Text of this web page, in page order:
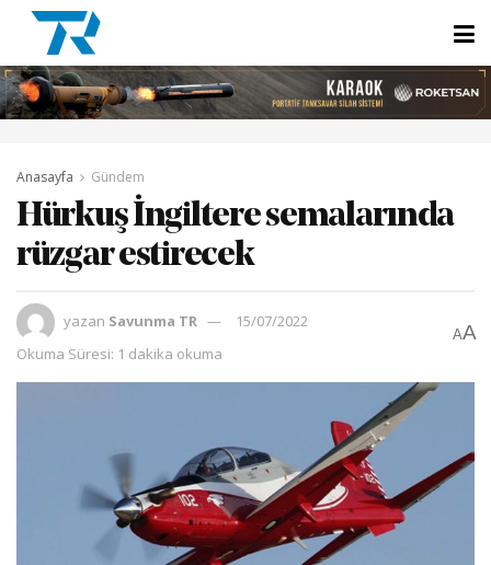
Anasayfa Gündem
Hürkuş İngiltere semalarında
rüzgar estirecek
yazan Savunma TR
15/07/2022
Okuma Süresi: 1 dakika okuma
AA